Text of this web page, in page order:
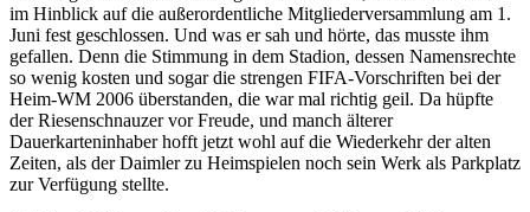
im Hinblick auf die außerordentliche Mitgliederversammlung am 1.
Juni fest geschlossen. Und was er sah und hörte, das musste ihm
gefallen. Denn die Stimmung in dem Stadion, dessen Namensrechte
so wenig kosten und sogar die strengen FIFA-Vorschriften bei der
Heim-WM 2006 überstanden, die war mal richtig geil. Da hüpfte
der Riesenschnauzer vor Freude, und manch älterer
Dauerkarteninhaber hofft jetzt wohl auf die Wiederkehr der alten
Zeiten, als der Daimler zu Heimspielen noch sein Werk als Parkplatz
zur Verfügung stellte.